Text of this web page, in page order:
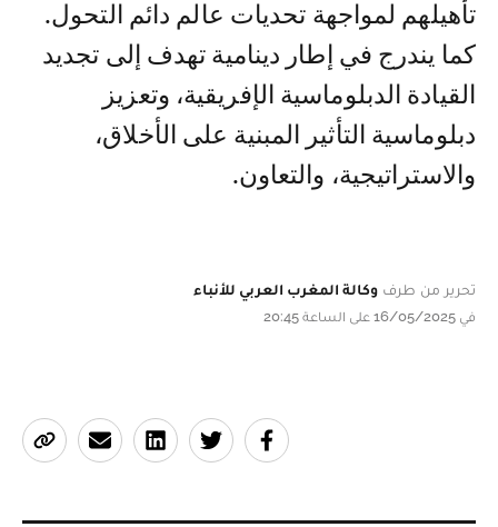
تأهيلهم لمواجهة تحديات عالم دائم التحول.
كما يندرج في إطار دينامية تهدف إلى تجديد
القيادة الدبلوماسية الإفريقية، وتعزيز
دبلوماسية التأثير المبنية على الأخلاق،
والاستراتيجية، والتعاون.
تحرير من طرف وكالة المغرب العربي للأنباء
في 16/05/2025 على الساعة 20:45